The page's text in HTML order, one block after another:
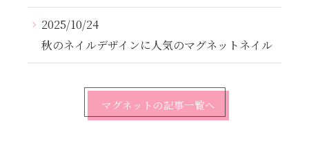
2025/10/24
秋のネイルデザインに人気のマグネットネイル
マグネットの記事一覧へ